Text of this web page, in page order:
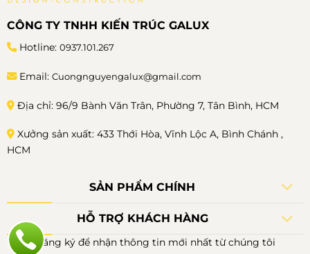
CÔNG TY TNHH KIẾN TRÚC GALUX
Hotline: 0937.101.267
Email: Cuongnguyengalux@gmail.com
Địa chỉ: 96/9 Bành Văn Trân, Phường 7, Tân Bình, HCM
Xưởng sản xuất: 433 Thới Hòa, Vĩnh Lộc A, Bình Chánh ,
HCM
SẢN PHẨM CHÍNH
HỖ TRỢ KHÁCH HÀNG
Đăng ký để nhận thông tin mới nhất từ chúng tôi